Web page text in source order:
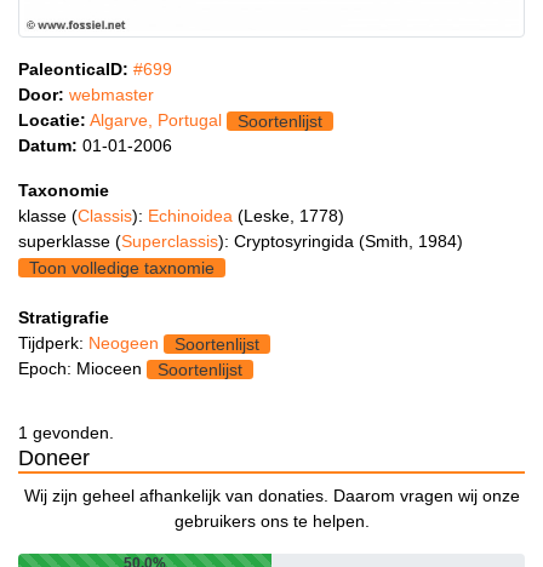
PaleonticaID: #699
Door: webmaster
Locatie: Algarve, Portugal
Soortenlijst
Datum: 01-01-2006
Taxonomie
klasse (Classis): Echinoidea (Leske, 1778)
superklasse (Superclassis): Cryptosyringida (Smith, 1984)
Toon volledige taxnomie
Stratigrafie
Tijdperk: Neogeen
Soortenlijst
Epoch: Mioceen
Soortenlijst
1 gevonden.
Doneer
Wij zijn geheel afhankelijk van donaties. Daarom vragen wij onze
gebruikers ons te helpen.
50.0%